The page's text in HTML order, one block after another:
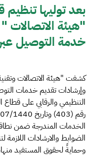
بعد توليها تنظيم
"هيئة الاتصالات
خدمة التوصيل عبر
كشفت "هيئة الاتصالات
وإرﺷﺎدات ﺗﻘﺪﻳﻢ ﺧﺪﻣﺎت
التنظيمي والرقابي على قطاع
الخدمات المندرجة ضمن
الضوابط والارشادات
وحمايةً لحقوق المستفيد